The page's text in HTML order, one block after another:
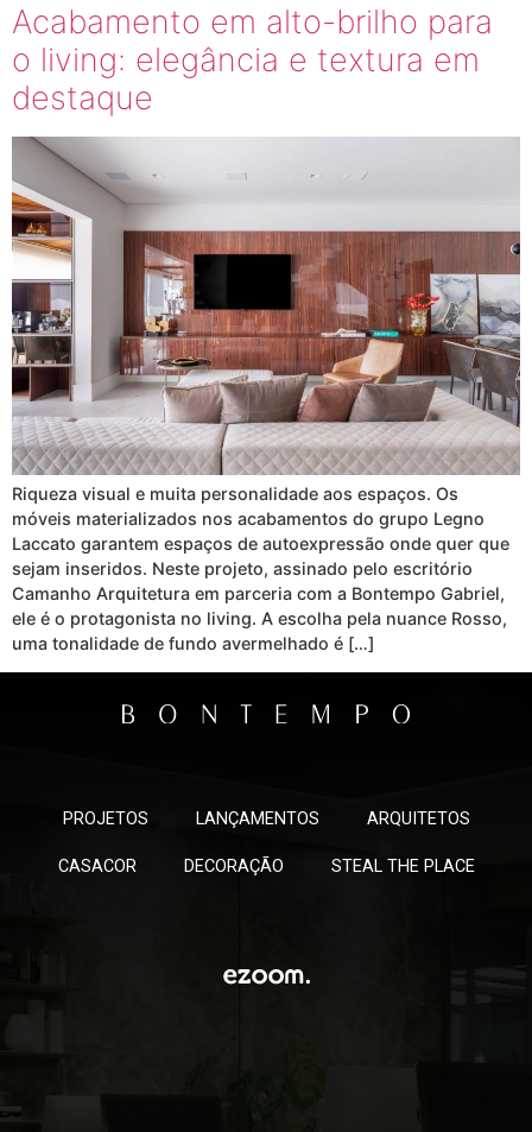
Acabamento em alto-brilho para
o living: elegância e textura em
destaque
Riqueza visual e muita personalidade aos espaços. Os
móveis materializados nos acabamentos do grupo Legno
Laccato garantem espaços de autoexpressão onde quer que
sejam inseridos. Neste projeto, assinado pelo escritório
Camanho Arquitetura em parceria com a Bontempo Gabriel,
ele é o protagonista no living. A escolha pela nuance Rosso,
uma tonalidade de fundo avermelhado é […]
PROJETOS LANÇAMENTOS ARQUITETOS
CASACOR DECORAÇÃO STEAL THE PLACE